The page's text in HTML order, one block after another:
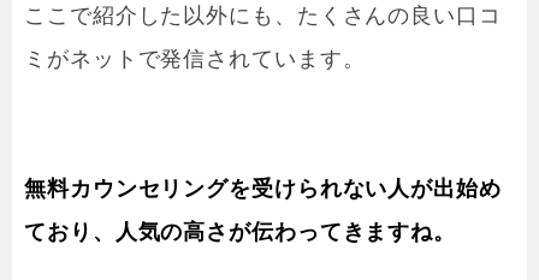
ここで紹介した以外にも、たくさんの良い口コ
ミがネットで発信されています。
無料カウンセリングを受けられない人が出始め
ており、人気の高さが伝わってきますね。